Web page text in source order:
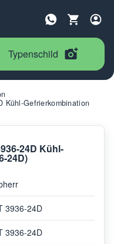
Typenschild
Kühl-Gefrierkombination
24D Kühl-
24D)
3936-24D
3936-24D